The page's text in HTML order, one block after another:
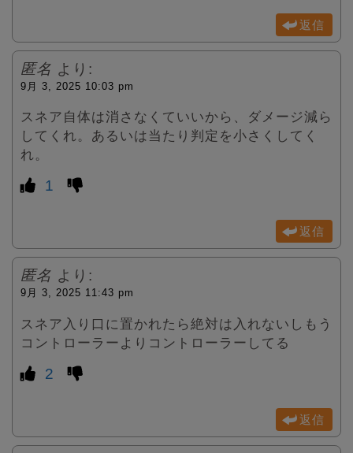
返信
匿名 より:
9月 3, 2025 10:03 pm
スネア自体は消さなくていいから、ダメージ減ら
してくれ。あるいは当たり判定を小さくしてく
れ。
1
返信
匿名 より:
9月 3, 2025 11:43 pm
スネア入り口に置かれたら絶対は入れないしもう
コントローラーよりコントローラーしてる
2
返信